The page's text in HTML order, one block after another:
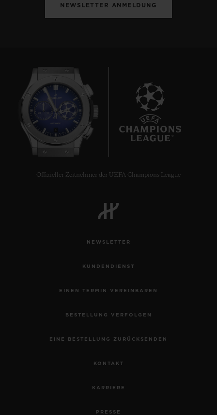
NEWSLETTER ANMELDUNG
Offizieller Zeitnehmer der UEFA Champions League
NEWSLETTER
KUNDENDIENST
EINEN TERMIN VEREINBAREN
BESTELLUNG VERFOLGEN
EINE BESTELLUNG ZURÜCKSENDEN
KONTAKT
KARRIERE
PRESSE